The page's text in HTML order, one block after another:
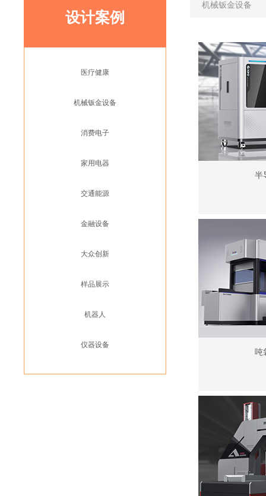
设计案例
医疗健康
机械钣金设备
消费电子
家用电器
交通能源
金融设备
大众创新
样品展示
机器人
仪器设备
机械钣金设备
半
吨